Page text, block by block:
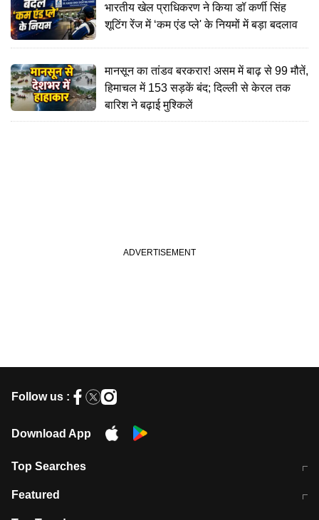
भारतीय खेल प्राधिकरण ने किया डॉ कर्णी सिंह
शूटिंग रेंज में ‘कम एंड प्ले' के नियमों में बड़ा बदलाव
मानसून का तांडव बरकरार! असम में बाढ़ से 99 मौतें,
हिमाचल में 153 सड़कें बंद; दिल्ली से केरल तक
बारिश ने बढ़ाई मुश्किलें
Follow us :
Download App
Top Searches
मुंबई में लगे 'जेन जी' के पोस्टर, लिखा- 'मैं
Featured